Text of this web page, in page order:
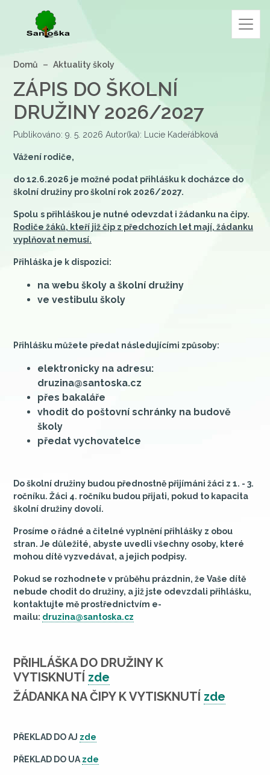
Domů Aktuality školy
ZÁPIS DO ŠKOLNÍ
DRUŽINY 2026/2027
Publikováno: 9. 5. 2026 Autor(ka): Lucie Kadeřábková
Vážení rodiče,
do 12.6.2026 je možné podat přihlášku k docházce do
školní družiny pro školní rok 2026/2027.
Spolu s přihláškou je nutné odevzdat i žádanku na čipy.
Rodiče žáků, kteří již čip z předchozích let mají, žádanku
vyplňovat nemusí.
Přihláška je k dispozici:
na webu školy a školní družiny
ve vestibulu školy
Přihlášku můžete předat následujícími způsoby:
elektronicky na adresu:
druzina@santoska.cz
přes bakaláře
vhodit do poštovní schránky na budově
školy
předat vychovatelce
Do školní družiny budou přednostně přijímáni žáci z 1. - 3.
ročníku. Žáci 4. ročníku budou přijati, pokud to kapacita
školní družiny dovolí.
Prosíme o řádné a čitelné vyplnění přihlášky z obou
stran. Je důležité, abyste uvedli všechny osoby, které
mohou dítě vyzvedávat, a jejich podpisy.
Pokud se rozhodnete v průběhu prázdnin, že Vaše dítě
nebude chodit do družiny, a již jste odevzdali přihlášku,
kontaktujte mě prostřednictvím e-
mailu: druzina@santoska.cz
PŘIHLÁŠKA DO DRUŽINY K
VYTISKNUTÍ zde
ŽÁDANKA NA ČIPY K VYTISKNUTÍ zde
PŘEKLAD DO AJ zde
PŘEKLAD DO UA zde